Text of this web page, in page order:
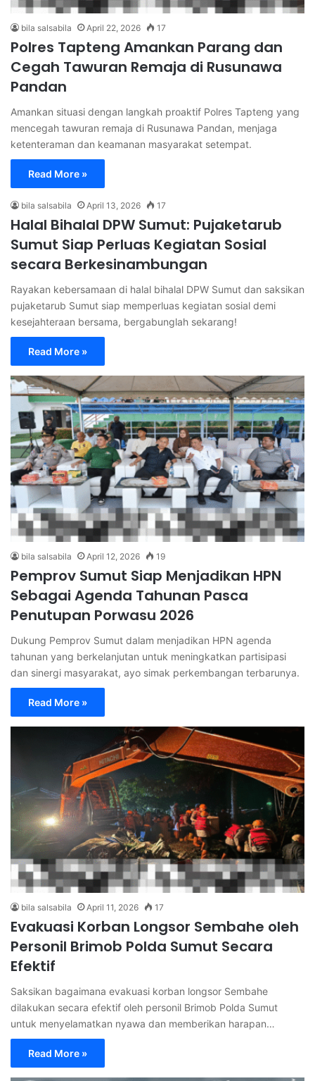
bila salsabila April 22, 2026 17
Polres Tapteng Amankan Parang dan
Cegah Tawuran Remaja di Rusunawa
Pandan
Amankan situasi dengan langkah proaktif Polres Tapteng yang
mencegah tawuran remaja di Rusunawa Pandan, menjaga
ketenteraman dan keamanan masyarakat setempat.
Read More »
bila salsabila April 13, 2026 17
Halal Bihalal DPW Sumut: Pujaketarub
Sumut Siap Perluas Kegiatan Sosial
secara Berkesinambungan
Rayakan kebersamaan di halal bihalal DPW Sumut dan saksikan
pujaketarub Sumut siap memperluas kegiatan sosial demi
kesejahteraan bersama, bergabunglah sekarang!
Read More »
bila salsabila April 12, 2026 19
Pemprov Sumut Siap Menjadikan HPN
Sebagai Agenda Tahunan Pasca
Penutupan Porwasu 2026
Dukung Pemprov Sumut dalam menjadikan HPN agenda
tahunan yang berkelanjutan untuk meningkatkan partisipasi
dan sinergi masyarakat, ayo simak perkembangan terbarunya.
Read More »
bila salsabila April 11, 2026 17
Evakuasi Korban Longsor Sembahe oleh
Personil Brimob Polda Sumut Secara
Efektif
Saksikan bagaimana evakuasi korban longsor Sembahe
dilakukan secara efektif oleh personil Brimob Polda Sumut
untuk menyelamatkan nyawa dan memberikan harapan…
Read More »